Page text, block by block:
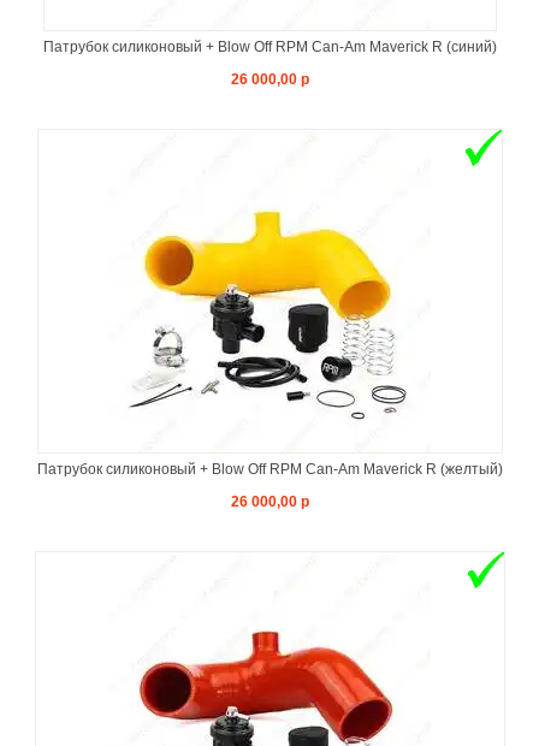
Патрубок силиконовый + Blow Off RPM Can-Am Maverick R (cиний)
26 000,00 р
Патрубок силиконовый + Blow Off RPM Can-Am Maverick R (желтый)
26 000,00 р